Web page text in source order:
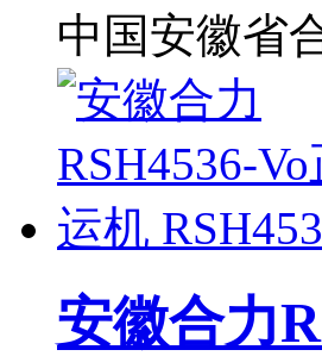
中国安徽省
安徽合力